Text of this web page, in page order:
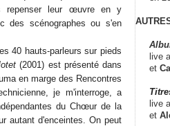
repenser leur œuvre en y
des scénographes ou s'en
40 hauts-parleurs sur pieds
(2001) est présenté dans
en marge des Rencontres
je m'interroge, a
du Chœur de la
autant d'enceintes. On peut
live
et
live
et